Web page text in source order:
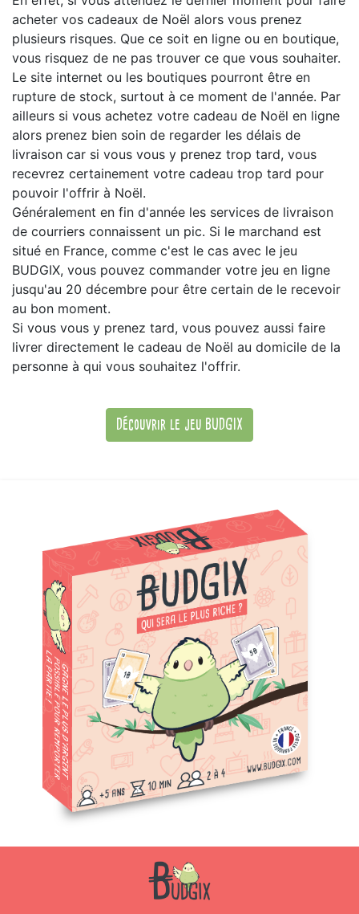
acheter vos cadeaux de Noël alors vous prenez
plusieurs risques. Que ce soit en ligne ou en boutique,
vous risquez de ne pas trouver ce que vous souhaiter.
Le site internet ou les boutiques pourront être en
rupture de stock, surtout à ce moment de l'année. Par
ailleurs si vous achetez votre cadeau de Noël en ligne
alors prenez bien soin de regarder les délais de
livraison car si vous vous y prenez trop tard, vous
recevrez certainement votre cadeau trop tard pour
pouvoir l'offrir à Noël.
Généralement en fin d'année les services de livraison
de courriers connaissent un pic. Si le marchand est
situé en France, comme c'est le cas avec le jeu
BUDGIX, vous pouvez commander votre jeu en ligne
jusqu'au 20 décembre pour être certain de le recevoir
au bon moment.
Si vous vous y prenez tard, vous pouvez aussi faire
livrer directement le cadeau de Noël au domicile de la
personne à qui vous souhaitez l'offrir.
Découvrir le jeu BUDGIX